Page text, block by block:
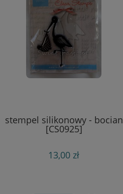
stempel silikonowy - bocian
[CS0925]
13,00 zł